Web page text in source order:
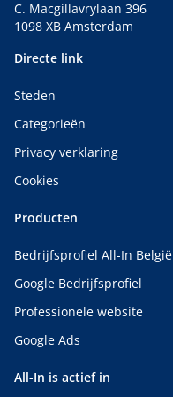
Meggeren
isolatieweerstandmeting,
Atex en
EAV,
Professionele
elektricien
C. Macgillavrylaan 396
1098 XB Amsterdam
Directe link
Steden
Categorieën
Privacy verklaring
Cookies
Producten
Bedrijfsprofiel All-In België
Google Bedrijfsprofiel
Professionele website
Google Ads
All-In is actief in